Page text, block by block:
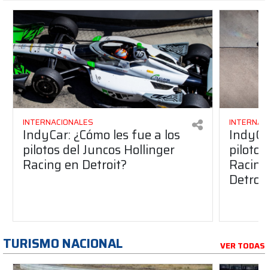
INTERNACIONALES
IndyCar: ¿Cómo les fue a los
pilotos del Juncos Hollinger
Racing en Detroit?
TURISMO NACIONAL VER TODAS